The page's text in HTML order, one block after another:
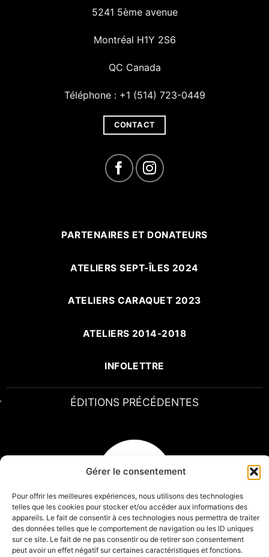
Gérer le consentement
Pour offrir les meilleures expériences, nous utilisons des technologies
telles que les cookies pour stocker et/ou accéder aux informations des
appareils. Le fait de consentir à ces technologies nous permettra de traiter
des données telles que le comportement de navigation ou les ID uniques
sur ce site. Le fait de ne pas consentir ou de retirer son consentement
peut avoir un effet négatif sur certaines caractéristiques et fonctions.
5241 5ème avenue
Montréal H1Y 2S6
QC Canada
Téléphone : +1 (514) 723-0449
CONTACT
PARTENAIRES ET DONATEURS
ATELIERS SEPT-ÎLES 2024
ATELIERS CARAQUET 2023
ATELIERS 2014-2018
INFOLETTRE
ÉDITIONS PRÉCÉDENTES